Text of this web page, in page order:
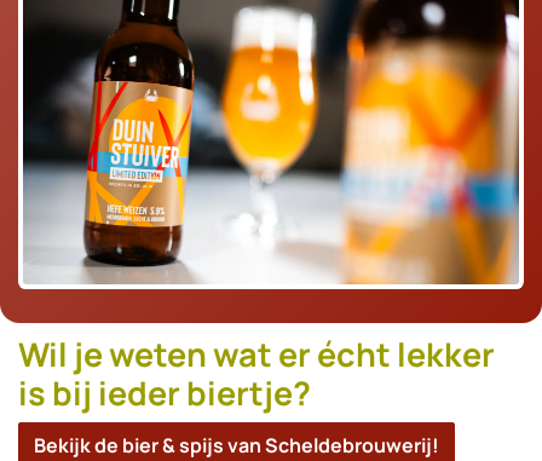
Wil je weten wat er écht lekker
is bij ieder biertje?
Bekijk de bier & spijs van Scheldebrouwerij!